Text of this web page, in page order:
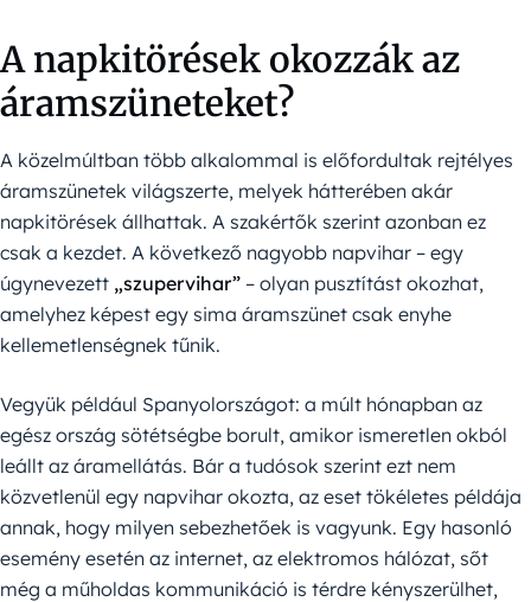
A napkitörések okozzák az
áramszüneteket?
A közelmúltban több alkalommal is előfordultak rejtélyes
áramszünetek világszerte, melyek hátterében akár
napkitörések állhattak. A szakértők szerint azonban ez
csak a kezdet. A következő nagyobb napvihar – egy
úgynevezett „szupervihar” – olyan pusztítást okozhat,
amelyhez képest egy sima áramszünet csak enyhe
kellemetlenségnek tűnik.
Vegyük például Spanyolországot: a múlt hónapban az
egész ország sötétségbe borult, amikor ismeretlen okból
leállt az áramellátás. Bár a tudósok szerint ezt nem
közvetlenül egy napvihar okozta, az eset tökéletes példája
annak, hogy milyen sebezhetőek is vagyunk. Egy hasonló
esemény esetén az internet, az elektromos hálózat, sőt
még a műholdas kommunikáció is térdre kényszerülhet,